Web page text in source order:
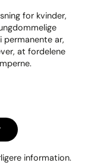
for kvinder,
permanente ar,
at fordelene
information.